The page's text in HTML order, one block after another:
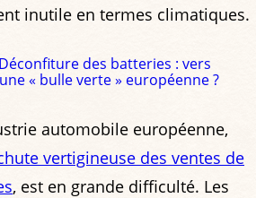
inutile en termes climatiques.
Déconfiture des batteries : vers
« bulle verte » européenne ?
automobile européenne,
vertigineuse des ventes de
, est en grande difficulté. Les